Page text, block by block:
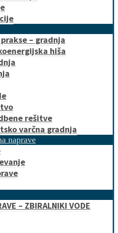
– gradnja
hiša
rešitve
varčna gradnja
naprave
– ZBIRALNIKI VODE